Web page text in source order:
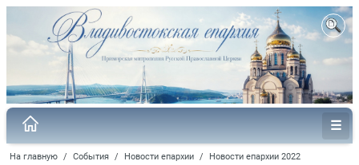
На главную / События / Новости епархии / Новости епархии 2022